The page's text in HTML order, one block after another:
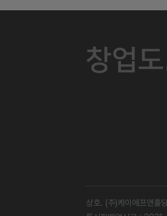
상호. (주)케이에프앤